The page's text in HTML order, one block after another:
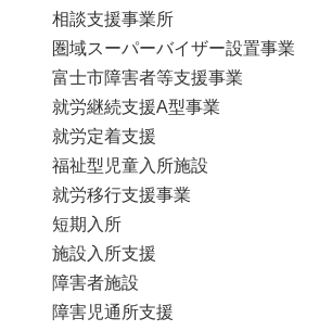
相談支援事業所
圏域スーパーバイザー設置事業
富士市障害者等支援事業
就労継続支援A型事業
就労定着支援
福祉型児童入所施設
就労移行支援事業
短期入所
施設入所支援
障害者施設
障害児通所支援